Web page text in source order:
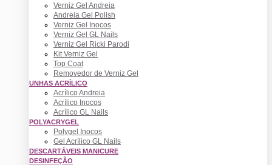
Verniz Gel Andreia
Andreia Gel Polish
Verniz Gel Inocos
Verniz Gel GL Nails
Verniz Gel Ricki Parodi
Kit Verniz Gel
Top Coat
Removedor de Verniz Gel
UNHAS ACRÍLICO
Acrílico Andreia
Acrílico Inocos
Acrílico GL Nails
POLYACRYGEL
Polygel Inocos
Gel Acrílico GL Nails
DESCARTÁVEIS MANICURE
DESINFEÇÃO